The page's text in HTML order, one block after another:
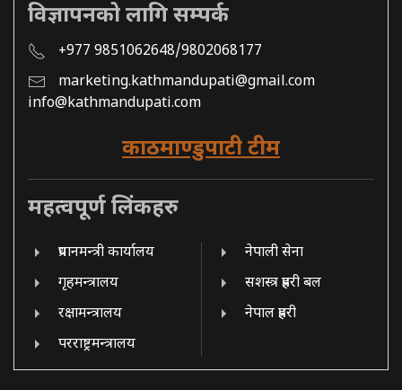
विज्ञापनको लागि सम्पर्क
+977 9851062648/9802068177
marketing.kathmandupati@gmail.com
info@kathmandupati.com
काठमाण्डुपाटी टीम
महत्वपूर्ण लिंकहरु
प्रधानमन्त्री कार्यालय
गृहमन्त्रालय
रक्षामन्त्रालय
परराष्ट्रमन्त्रालय
नेपाली सेना
सशस्त्र प्रहरी बल
नेपाल प्रहरी